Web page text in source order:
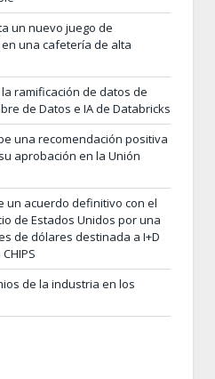
un nuevo juego de
una cafetería de alta
ramificación de datos de
de Datos e IA de Databricks
una recomendación positiva
aprobación en la Unión
un acuerdo definitivo con el
de Estados Unidos por una
de dólares destinada a I+D
de la industria en los